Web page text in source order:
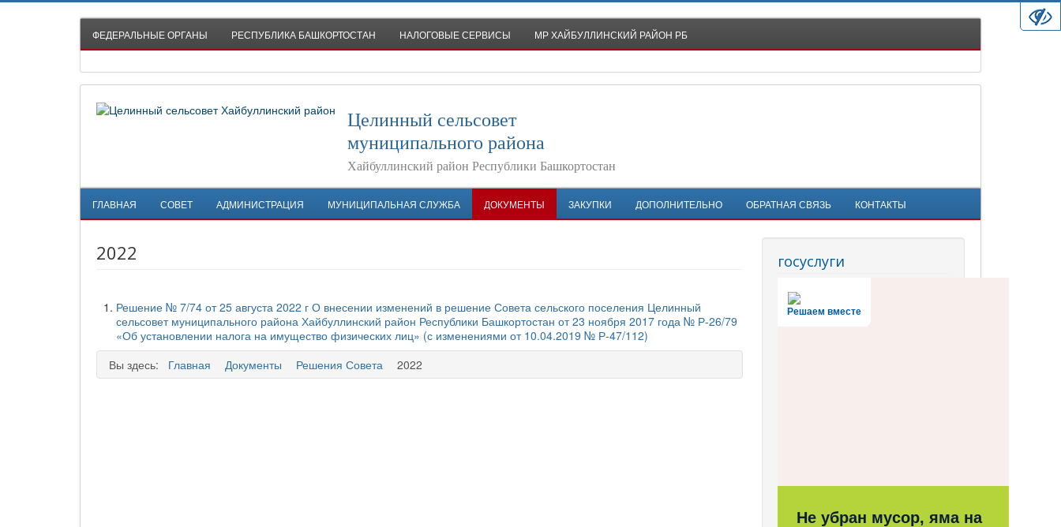
ФЕДЕРАЛЬНЫЕ ОРГАНЫ РЕСПУБЛИКА БАШКОРТОСТАН НАЛОГОВЫЕ СЕРВИСЫ МР ХАЙБУЛЛИНСКИЙ РАЙОН РБ
Целинный сельсовет
муниципального района
Хайбуллинский район Республики Башкортостан
ГЛАВНАЯ СОВЕТ АДМИНИСТРАЦИЯ МУНИЦИПАЛЬНАЯ СЛУЖБА ДОКУМЕНТЫ ЗАКУПКИ ДОПОЛНИТЕЛЬНО ОБРАТНАЯ СВЯЗЬ КОНТАКТЫ
2022
Решение № 7/74 от 25 августа 2022 г О внесении изменений в решение Совета сельского поселения Целинный
сельсовет муниципального района Хайбуллинский район Республики Башкортостан от 23 ноября 2017 года № Р-26/79
«Об установлении налога на имущество физических лиц» (с изменениями от 10.04.2019 № Р-47/112)
Вы здесь:
Главная Документы Решения Совета 2022
госуслуги
Решаем вместе
Не убран мусор, яма на